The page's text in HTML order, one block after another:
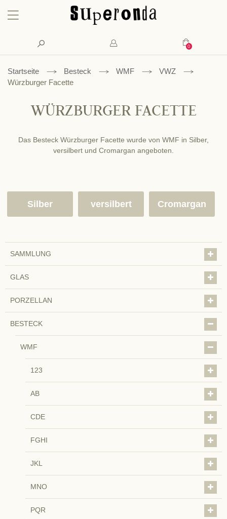
Konto
Mein
Suche
Startseite Besteck WMF
VWZ
Würzburger Facette
WÜRZBURGER FACETTE
Das Besteck Würzburger Facette wurde von WMF in Silber,
versilbert und Cromargan angeboten.
Silber versilbert Cromargan
SAMMLUNG
GLAS
PORZELLAN
BESTECK
WMF
123
AB
CDE
FGHI
JKL
MNO
PQR